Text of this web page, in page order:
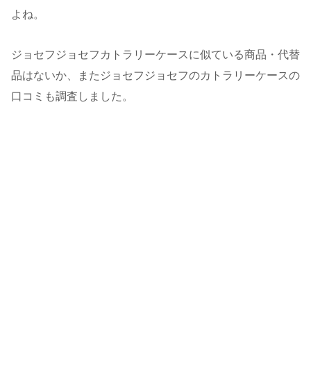
よね。
ジョセフジョセフカトラリーケースに似ている商品・代替
品はないか、またジョセフジョセフのカトラリーケースの
口コミも調査しました。